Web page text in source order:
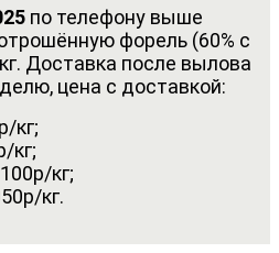
по телефону выше
форель (60% с
Доставка после вылова
цена с доставкой:
кг;
кг;
кг;
кг.